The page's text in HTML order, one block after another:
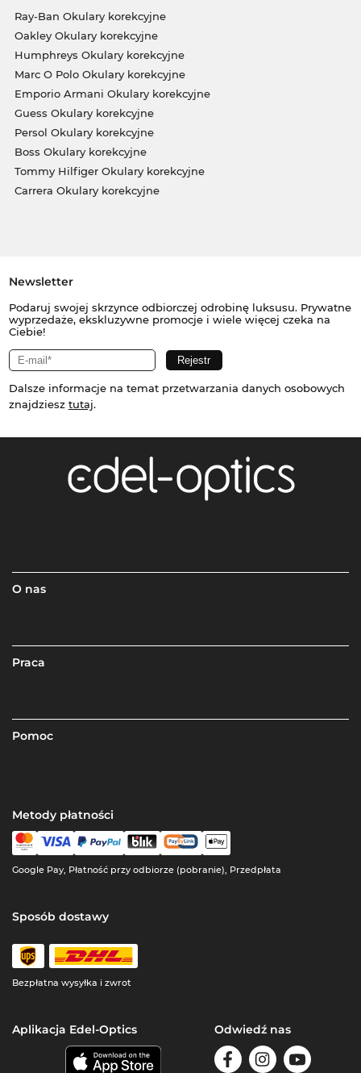
Ray-Ban Okulary korekcyjne
Oakley Okulary korekcyjne
Humphreys Okulary korekcyjne
Marc O Polo Okulary korekcyjne
Emporio Armani Okulary korekcyjne
Guess Okulary korekcyjne
Persol Okulary korekcyjne
Boss Okulary korekcyjne
Tommy Hilfiger Okulary korekcyjne
Carrera Okulary korekcyjne
Newsletter
Podaruj swojej skrzynce odbiorczej odrobinę luksusu. Prywatne
wyprzedaże, ekskluzywne promocje i wiele więcej czeka na
Ciebie!
Dalsze informacje na temat przetwarzania danych osobowych
znajdziesz tutaj.
O nas
Praca
Pomoc
Metody płatności
Google Pay, Płatność przy odbiorze (pobranie), Przedpłata
Sposób dostawy
Bezpłatna wysyłka i zwrot
Aplikacja Edel-Optics Odwiedź nas